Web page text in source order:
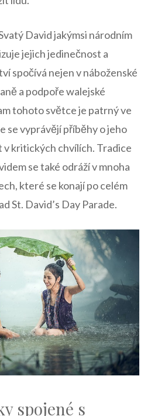
David jakýmsi národním
⁤jejich jedinečnost⁤ a
spočívá nejen v náboženské‍
a podpoře walejské
tohoto světce je patrný⁤ ve
se vyprávějí příběhy o jeho
v kritických‍ chvílích.⁤ Tradice
se také odráží ⁢v‍ mnoha
které se ⁤konají po celém
St. David’s ⁣Day‌ Parade.
spojené s